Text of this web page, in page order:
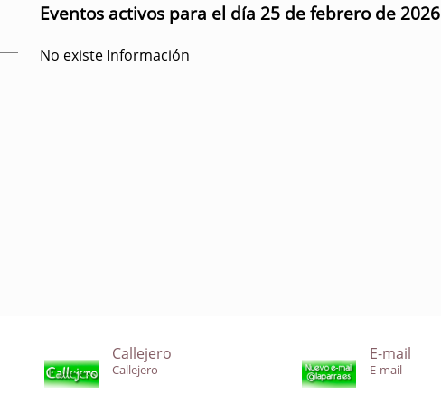
Eventos activos para el día 25 de febrero de 2026
No existe Información
Callejero
Callejero
E-mail
E-mail